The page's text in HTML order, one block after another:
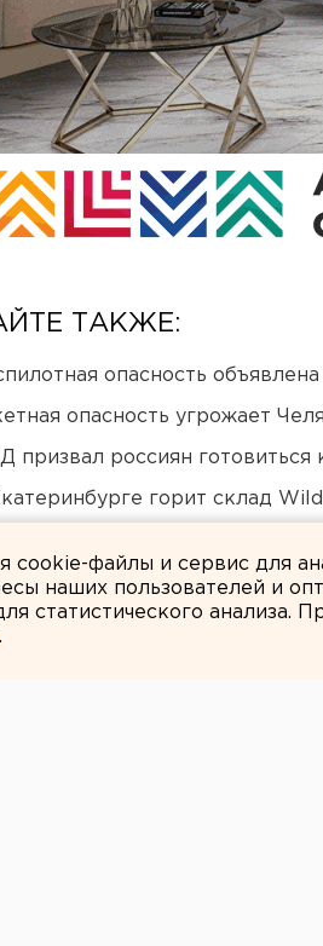
ТАКЖЕ:
опасность
опасность угрожает
призвал россиян готовиться
горит склад
cookie-файлы и сервис для
наших пользователей и
статистического анализа.